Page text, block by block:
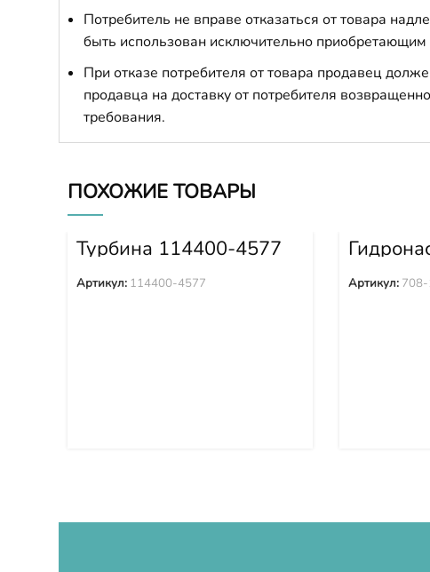
Потребитель не вправе отказаться от товара
быть использован исключительно приобретающим
При отказе потребителя от товара продавец
продавца на доставку от потребителя
требования.
ПОХОЖИЕ ТОВАРЫ
Турбина 114400-4577
Артикул: 114400-4577 WA430-
Артикул: